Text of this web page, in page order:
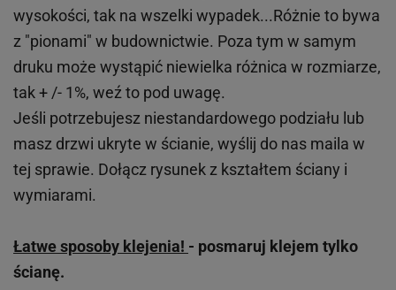
wysokości, tak na wszelki wypadek...Różnie to bywa
z "pionami" w budownictwie. Poza tym w samym
druku może wystąpić niewielka różnica w rozmiarze,
tak + /- 1%, weź to pod uwagę.
Jeśli potrzebujesz niestandardowego podziału lub
masz drzwi ukryte w ścianie, wyślij do nas maila w
tej sprawie. Dołącz rysunek z kształtem ściany i
wymiarami.
Łatwe sposoby klejenia! - posmaruj klejem tylko
ścianę.